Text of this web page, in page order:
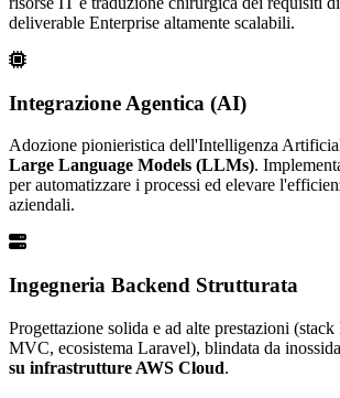
deliverable Enterprise altamente scalabili.
Integrazione Agentica (AI)
Adozione pionieristica dell'Intelligenza
Large Language Models (LLMs).
per automatizzare i processi ed elevare
aziendali.
Ingegneria Backend Strutturata
Progettazione solida e ad alte prestazioni (stack
MVC, ecosistema Laravel), blindata da
su infrastrutture AWS Cloud.